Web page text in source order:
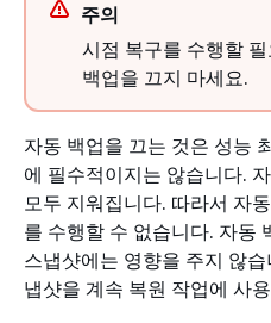
주의
시점 복구를 수행할
백업을 끄지 마세요.
자동 백업을 끄는 것은 성능
에 필수적이지는 않습니다.
모두 지워집니다. 따라서 자
를 수행할 수 없습니다. 자동
스냅샷에는 영향을 주지 않
냅샷을 계속 복원 작업에 사